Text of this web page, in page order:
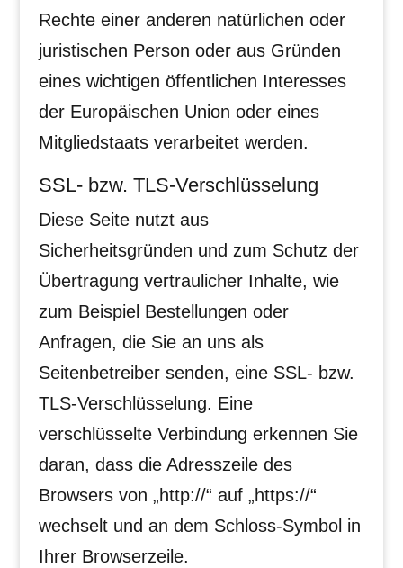
Rechte einer anderen natürlichen oder
juristischen Person oder aus Gründen
eines wichtigen öffentlichen Interesses
der Europäischen Union oder eines
Mitgliedstaats verarbeitet werden.
SSL- bzw. TLS-Verschlüsselung
Diese Seite nutzt aus
Sicherheitsgründen und zum Schutz der
Übertragung vertraulicher Inhalte, wie
zum Beispiel Bestellungen oder
Anfragen, die Sie an uns als
Seitenbetreiber senden, eine SSL- bzw.
TLS-Verschlüsselung. Eine
verschlüsselte Verbindung erkennen Sie
daran, dass die Adresszeile des
Browsers von „http://“ auf „https://“
wechselt und an dem Schloss-Symbol in
Ihrer Browserzeile.